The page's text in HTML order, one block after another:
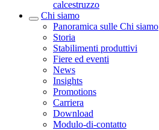
calcestruzzo
Chi siamo
Panoramica sulle Chi siamo
Storia
Stabilimenti produttivi
Fiere ed eventi
News
Insights
Promotions
Carriera
Download
Modulo-di-contatto